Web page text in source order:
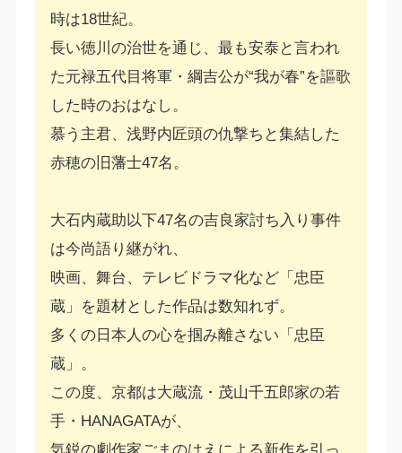
時は18世紀。
長い徳川の治世を通じ、最も安泰と言われ
た元禄五代目将軍・綱吉公が“我が春”を謳歌
した時のおはなし。
慕う主君、浅野内匠頭の仇撃ちと集結した
赤穂の旧藩士47名。
大石内蔵助以下47名の吉良家討ち入り事件
は今尚語り継がれ、
映画、舞台、テレビドラマ化など「忠臣
蔵」を題材とした作品は数知れず。
多くの日本人の心を掴み離さない「忠臣
蔵」。
この度、京都は大蔵流・茂山千五郎家の若
手・HANAGATAが、